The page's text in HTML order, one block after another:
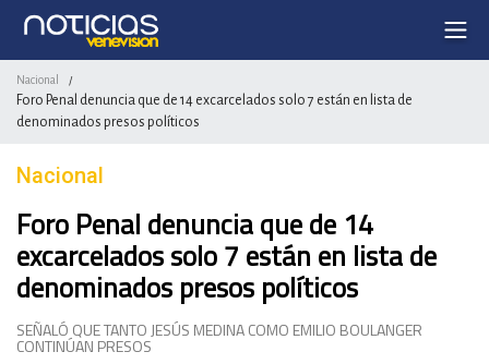
Nacional /
Foro Penal denuncia que de 14 excarcelados solo 7 están en lista de
denominados presos políticos
Nacional
Foro Penal denuncia que de 14
excarcelados solo 7 están en lista de
denominados presos políticos
SEÑALÓ QUE TANTO JESÚS MEDINA COMO EMILIO BOULANGER
CONTINÚAN PRESOS